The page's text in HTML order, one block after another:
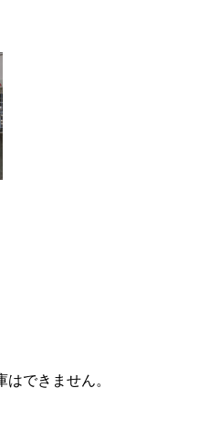
できません。